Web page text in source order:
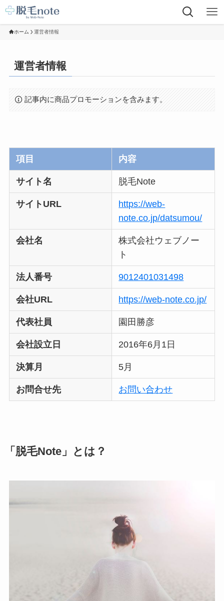
ホーム 運営者情報
運営者情報
記事内に商品プロモーションを含みます。
項目 内容
サイト名 脱毛Note
サイトURL
https://web-
note.co.jp/datsumou/
会社名
株式会社ウェブノー
ト
法人番号 9012401031498
会社URL https://web-note.co.jp/
代表社員 園田勝彦
会社設立日 2016年6月1日
決算月 5月
お問合せ先 お問い合わせ
「脱毛Note」とは？